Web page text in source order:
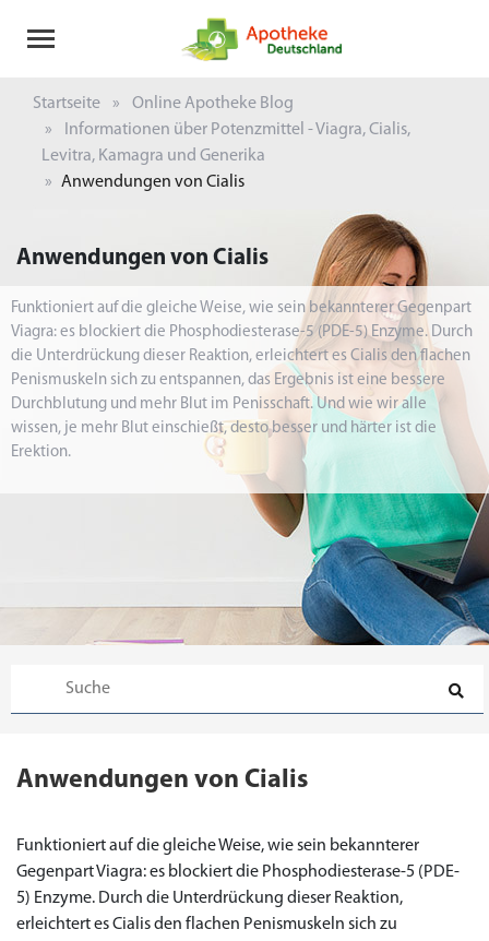
Startseite
Online Apotheke Blog
Informationen über Potenzmittel - Viagra, Cialis,
Levitra, Kamagra und Generika
Anwendungen von Cialis
Anwendungen von Cialis
Funktioniert auf die gleiche Weise, wie sein bekannterer Gegenpart
Viagra: es blockiert die Phosphodiesterase-5 (PDE-5) Enzyme. Durch
die Unterdrückung dieser Reaktion, erleichtert es Cialis den flachen
Penismuskeln sich zu entspannen, das Ergebnis ist eine bessere
Durchblutung und mehr Blut im Penisschaft. Und wie wir alle
wissen, je mehr Blut einschießt, desto besser und härter ist die
Erektion.
Anwendungen von Cialis
Funktioniert auf die gleiche Weise, wie sein bekannterer
Gegenpart Viagra: es blockiert die Phosphodiesterase-5 (PDE-
5) Enzyme. Durch die Unterdrückung dieser Reaktion,
erleichtert es Cialis den flachen Penismuskeln sich zu